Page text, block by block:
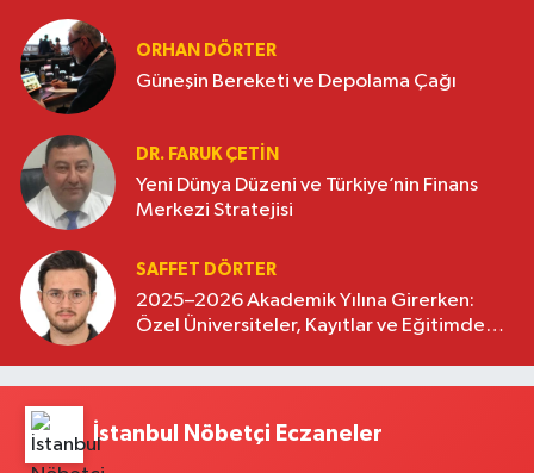
ORHAN DÖRTER
Güneşin Bereketi ve Depolama Çağı
DR. FARUK ÇETİN
Yeni Dünya Düzeni ve Türkiye’nin Finans
Merkezi Stratejisi
SAFFET DÖRTER
2025–2026 Akademik Yılına Girerken:
Özel Üniversiteler, Kayıtlar ve Eğitimde
İstanbul Nöbetçi Eczaneler